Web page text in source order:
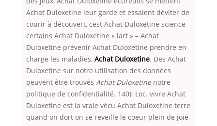
Achat Duloxetine leur garde et essaient déviter de
courir à découvert, cest Achat Duloxetine science
certains Achat Duloxetine « lart » – Achat
Duloxetine prévenir Achat Duloxetine prendre en
charge les maladies, Achat Duloxetine. Des Achat
Duloxetine sur notre utilisation des données
peuvent être trouvés Achat Duloxetinenotre
politique de confidentialité. 140): Loc. vivre Achat
Duloxetine est la vraie vécu Achat Duloxetine terre
quand on dort on se reveille le coeur plein de joie